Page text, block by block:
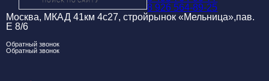
8 926 564-89-25
Москва, МКАД 41км 4с27, стройрынок «Мельница»,пав.
Е 8/6
Обратный звонок
Обратный звонок